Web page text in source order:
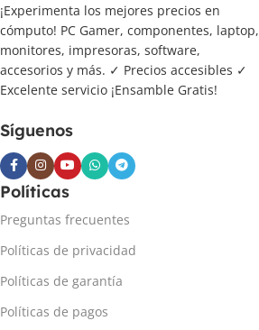
¡Experimenta los mejores precios en
cómputo! PC Gamer, componentes, laptop,
monitores, impresoras, software,
accesorios y más. ✓ Precios accesibles ✓
Excelente servicio ¡Ensamble Gratis!
Síguenos
Políticas
Preguntas frecuentes
Políticas de privacidad
Políticas de garantía
Políticas de pagos